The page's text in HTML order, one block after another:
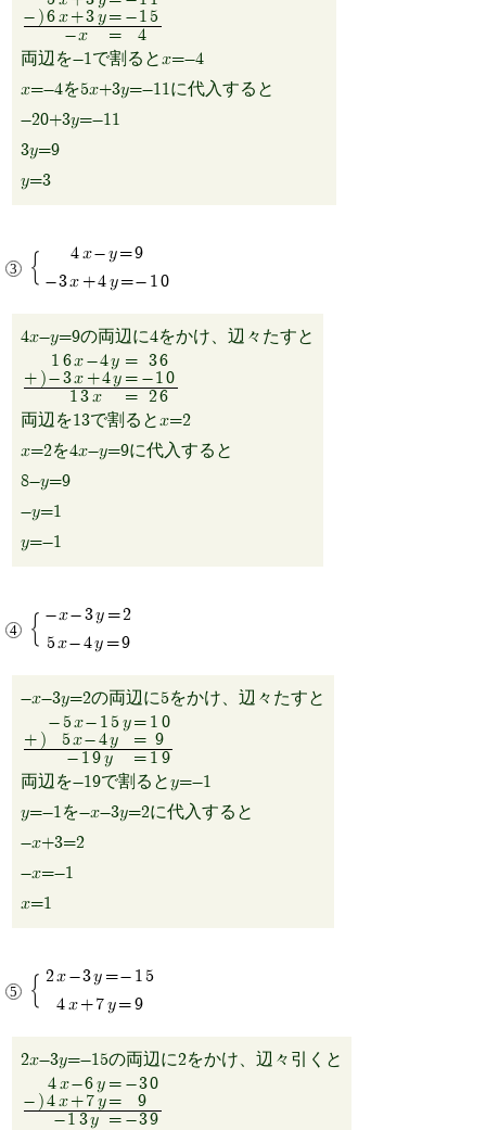
-)6x+3y = -15
-x
=
4
両辺を-1で割るとx=-4
x=-4を5x+3y=-11に代入すると
-20+3y=-11
3y=9
y=3
4x-y=9
-3x+4y=-10
4x-y=9の両辺に4をかけ、辺々たすと
16x-4y =
36
+)-3x+4y = -10
13x
=
26
両辺を13で割るとx=2
x=2を4x-y=9に代入すると
8-y=9
-y=1
y=-1
-x-3y=2
5x-4y=9
-x-3y=2の両辺に5をかけ、辺々たすと
-5x-15y = 10
+)
5x-4y =
9
-19y
= 19
両辺を-19で割るとy=-1
y=-1を-x-3y=2に代入すると
-x+3=2
-x=-1
x=1
2x-3y=-15
4x+7y=9
2x-3y=-15の両辺に2をかけ、辺々引くと
4x-6y = -30
-)4x+7y =
9
-13y
= -39